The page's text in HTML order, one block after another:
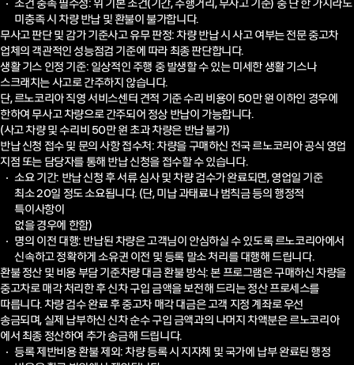
미충족 시 차량 반납 및 환불이 불가합니다.
무사고 판단 및 감가 기준사고 유무 판정: 차량 반납 시 사고 여부는 전문 중고차
업체의 객관적인 성능점검 기준에 따라 최종판단합니다.
생활 기스 인정 기준: 일상적인 주행 중 발생할 수 있는 미세한 생활 기스나
스크래치는 사고로 간주하지 않습니다.
단, 르노코리아 직영 서비스센터 견적 기준 수리 비용이 50만 원 이하인 경우에
한하여 무사고 차량으로 간주되어 정상 반납이 가능합니다.
(사고 차량 및 수리비 50만 원 초과 차량은 반납 불가)
반납 신청 접수 및 문의 사항 접수처: 차량을 구매하신 전국 르노코리아 공식 영업
지점 또는 담당자를 통해 반납 신청을 접수할 수 있습니다.
소요 기간: 반납 신청 후 서류 심사 및 차량 검수가 완료되면, 영업일 기준
최소 20일 정도 소요됩니다. (단, 미납 과태료나범칙금 등의 행정적
특이사항이
없을 경우에 한함)
명의 이전 대행: 반납된 차량은 고객님이 안심하실 수 있도록 르노코리아에서
신속하고 정확하게 소유권 이전 및등록 말소 처리를 대행해 드립니다.
환불 정산 및 비용 부담 기준차량 대금 환불 방식: 본 프로그램은 구매하신 차량을
중고차로 매각 처리한 후 신차 구입 금액을보전해 드리는 정산 프로세스를
따릅니다. 차량 검수 완료 후 중고차 매각 대금은 고객 지정 계좌로 우선
송금되며,실제 납부하신 신차 순수 구입 금액과의 나머지 차액분은 르노코리아
에서 최종 정산하여 추가 송금해 드립니다.
등록 제반비용 환불 제외: 차량 등록 시 지자체 및 국가에 납부 완료된 행정